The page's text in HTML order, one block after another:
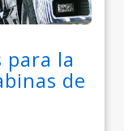
para la
de